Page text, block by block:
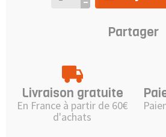
Partager
Livraison gratuite
En France à partir de 60€
d'achats